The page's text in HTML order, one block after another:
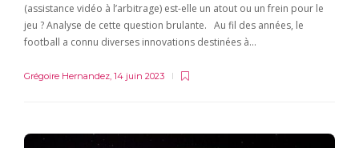
(assistance vidéo à l’arbitrage) est-elle un atout ou un frein pour le
jeu ? Analyse de cette question brulante. Au fil des années, le
football a connu diverses innovations destinées à…
Grégoire Hernandez, 14 juin 2023